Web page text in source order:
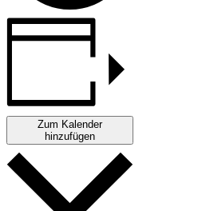
Zum Kalender
hinzufügen